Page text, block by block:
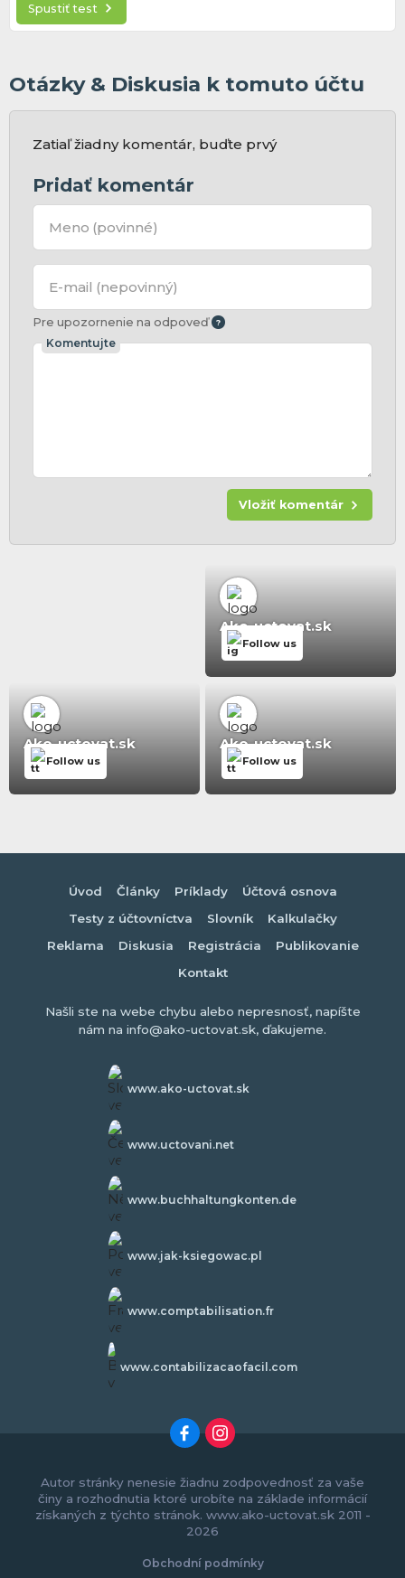
Spustiť test
Otázky & Diskusia k tomuto účtu
Zatiaľ žiadny komentár, buďte prvý
Pridať komentár
Meno (povinné)
E-mail (nepovinný)
Pre upozornenie na odpoveď
Komentujte
Vložiť komentár
Ako-uctovat.sk
Follow us
Ako-uctovat.sk
Follow us
Ako-uctovat.sk
Follow us
Úvod Články Príklady
Účtová osnova
Testy z účtovníctva
Slovník
Kalkulačky
Reklama
Diskusia Registrácia
Publikovanie
Kontakt
Našli ste na webe chybu alebo nepresnosť, napíšte
nám na info@ako-uctovat.sk, ďakujeme.
www.ako-uctovat.sk
www.uctovani.net
www.buchhaltungkonten.de
www.jak-ksiegowac.pl
www.comptabilisation.fr
www.contabilizacaofacil.com
Autor stránky nenesie žiadnu zodpovednosť za vaše
činy a rozhodnutia ktoré urobíte na základe informácií
získaných z týchto stránok. www.ako-uctovat.sk 2011 -
2026
Obchodní podmínky